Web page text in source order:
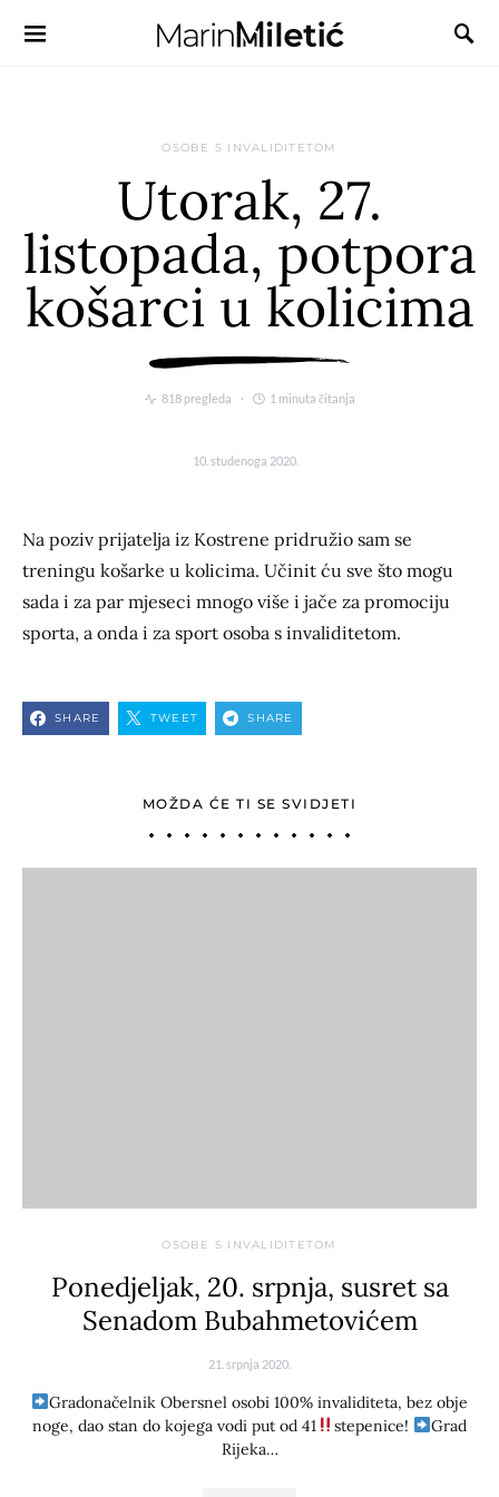
OSOBE S INVALIDITETOM
Utorak, 27.
listopada, potpora
košarci u kolicima
818 pregleda 1 minuta čitanja
10. studenoga 2020.
Na poziv prijatelja iz Kostrene pridružio sam se
treningu košarke u kolicima. Učinit ću sve što mogu
sada i za par mjeseci mnogo više i jače za promociju
sporta, a onda i za sport osoba s invaliditetom.
SHARE TWEET SHARE
MOŽDA ĆE TI SE SVIDJETI
OSOBE S INVALIDITETOM
Ponedjeljak, 20. srpnja, susret sa
Senadom Bubahmetovićem
21. srpnja 2020.
Gradonačelnik Obersnel osobi 100% invaliditeta, bez obje
noge, dao stan do kojega vodi put od 41
stepenice!
Grad
Rijeka…